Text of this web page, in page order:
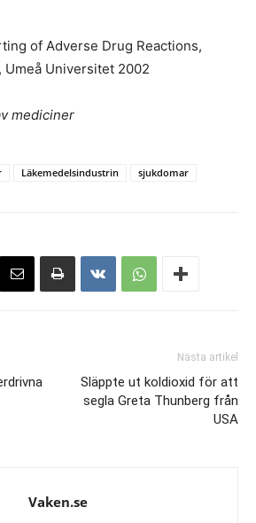
of Adverse Drug Reactions,
Umeå Universitet 2002
mediciner
Läkemedelsindustrin sjukdomar
Nästa artikel
Släppte ut koldioxid för att
segla Greta Thunberg från
USA
Vaken.se